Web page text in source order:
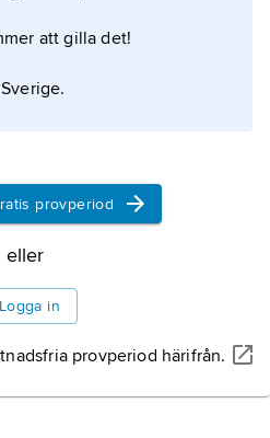
i öster.
att gilla det!
provperiod
eller
Logga in
provperiod härifrån.